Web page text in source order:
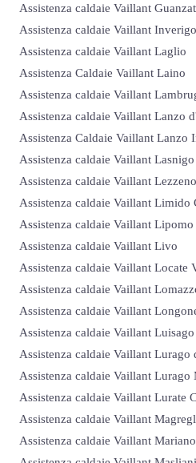
Assistenza caldaie Vaillant
Assistenza caldaie Vaillant Inverigo
Assistenza caldaie Vaillant Laglio
Assistenza Caldaie Vaillant Laino
Assistenza caldaie Vaillant
Assistenza caldaie Vaillant Lanzo
Assistenza Caldaie Vaillant Lanzo
Assistenza caldaie Vaillant Lasnigo
Assistenza caldaie Vaillant Lezzeno
Assistenza caldaie Vaillant Limido
Assistenza caldaie Vaillant Lipomo
Assistenza caldaie Vaillant Livo
Assistenza caldaie Vaillant Locate
Assistenza caldaie Vaillant
Assistenza caldaie Vaillant
Assistenza caldaie Vaillant Luisago
Assistenza caldaie Vaillant Lurago
Assistenza caldaie Vaillant Lurago
Assistenza caldaie Vaillant Lurate
Assistenza caldaie Vaillant
Assistenza caldaie Vaillant